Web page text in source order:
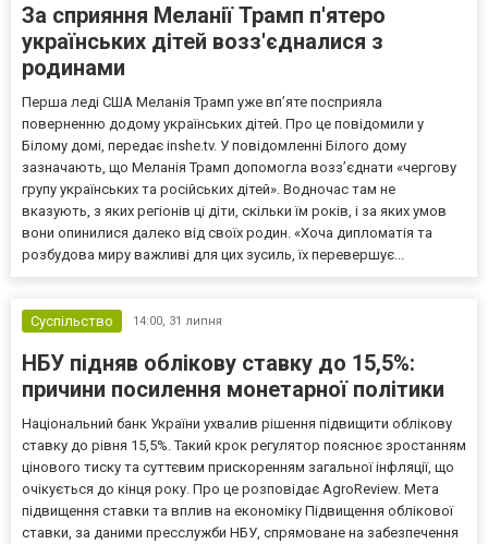
За сприяння Меланії Трамп п'ятеро
українських дітей возз'єдналися з
родинами
Перша леді США Меланія Трамп уже впʼяте посприяла
поверненню додому українських дітей. Про це повідомили у
Білому домі, передає inshe.tv. У повідомленні Білого дому
зазначають, що Меланія Трамп допомогла возз’єднати «чергову
групу українських та російських дітей». Водночас там не
вказують, з яких регіонів ці діти, скільки їм років, і за яких умов
вони опинилися далеко від своїх родин. «Хоча дипломатія та
розбудова миру важливі для цих зусиль, їх перевершує...
Суспільство 14:00, 31 липня
НБУ підняв облікову ставку до 15,5%:
причини посилення монетарної політики
Національний банк України ухвалив рішення підвищити облікову
ставку до рівня 15,5%. Такий крок регулятор пояснює зростанням
цінового тиску та суттєвим прискоренням загальної інфляції, що
очікується до кінця року. Про це розповідає AgroReview. Мета
підвищення ставки та вплив на економіку Підвищення облікової
ставки, за даними пресслужби НБУ, спрямоване на забезпечення